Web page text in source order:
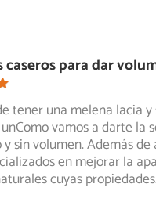
caseros para dar
tener una melena lacia y
vamos a darte la
y sin volumen. Además
en mejorar la
cuyas propiedades